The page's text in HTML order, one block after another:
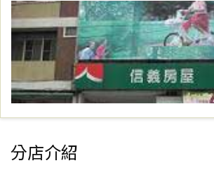
分店介紹